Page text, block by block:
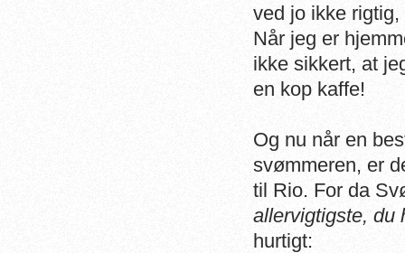
ved jo ikke
Når jeg er
ikke sikkert, at
en kop kaffe!
Og nu når en
svømmeren, er
til Rio. For da
allervigtigste, du
hurtigt: